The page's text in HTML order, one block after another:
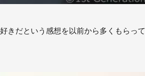
きだという感想を以前から多くもらって